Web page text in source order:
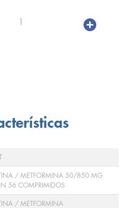
1
/ METFORMINA 50/850 MG
56 COMPRIMIDOS
/ METFORMINA